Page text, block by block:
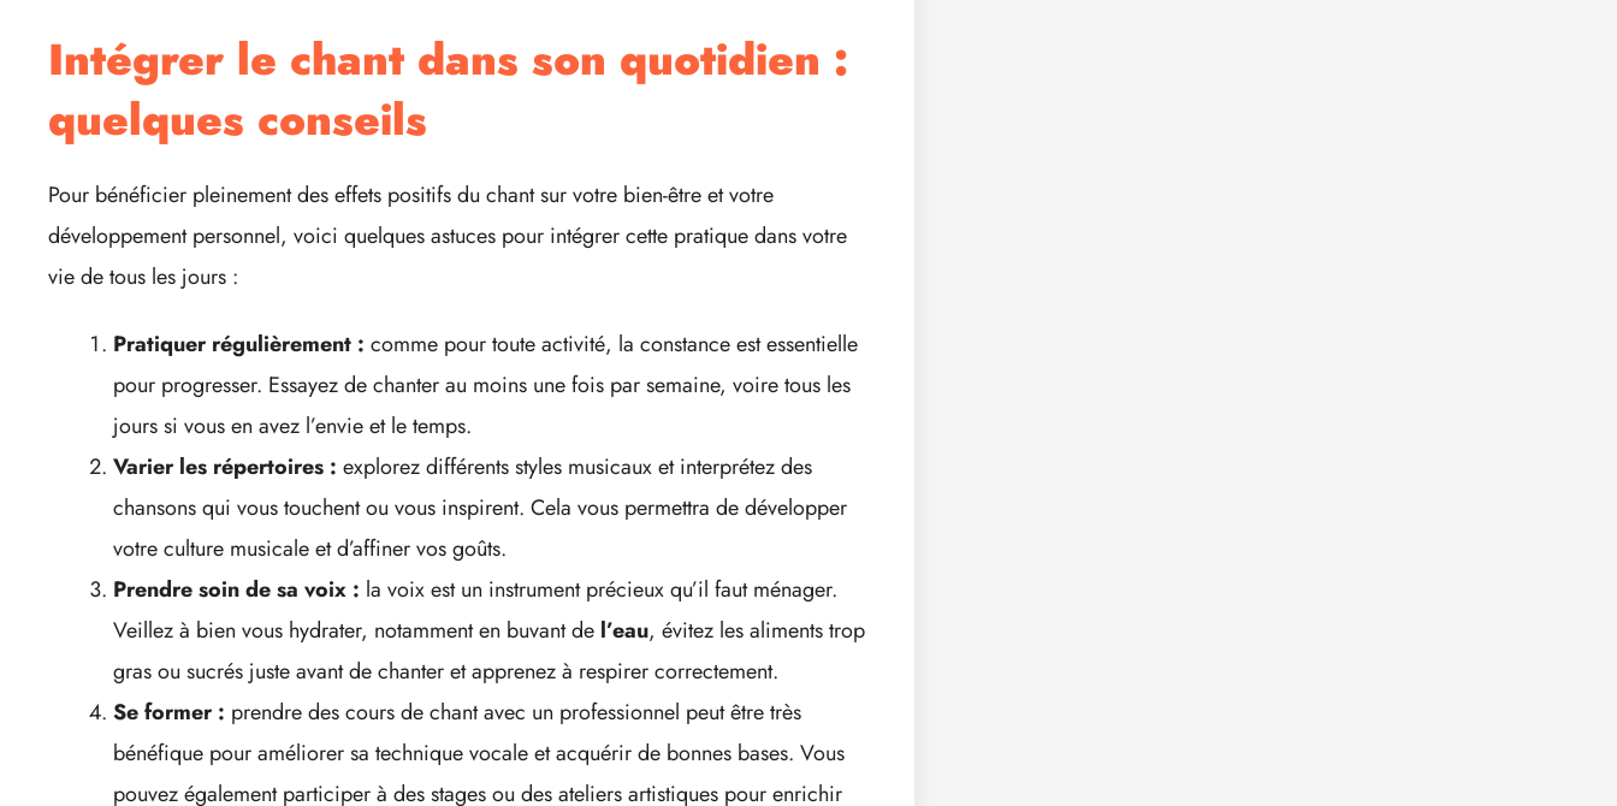
Intégrer le chant dans son quotidien :
quelques conseils
Pour bénéficier pleinement des effets positifs du chant sur votre bien-être et votre
développement personnel, voici quelques astuces pour intégrer cette pratique dans votre
vie de tous les jours :
Pratiquer régulièrement : comme pour toute activité, la constance est essentielle
pour progresser. Essayez de chanter au moins une fois par semaine, voire tous les
jours si vous en avez l’envie et le temps.
Varier les répertoires : explorez différents styles musicaux et interprétez des
chansons qui vous touchent ou vous inspirent. Cela vous permettra de développer
votre culture musicale et d’affiner vos goûts.
Prendre soin de sa voix : la voix est un instrument précieux qu’il faut ménager.
Veillez à bien vous hydrater, notamment en buvant de l’eau, évitez les aliments trop
gras ou sucrés juste avant de chanter et apprenez à respirer correctement.
Se former : prendre des cours de chant avec un professionnel peut être très
bénéfique pour améliorer sa technique vocale et acquérir de bonnes bases. Vous
pouvez également participer à des stages ou des ateliers artistiques pour enrichir